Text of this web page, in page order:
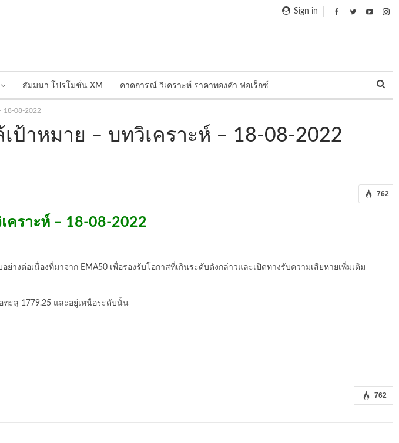
Sign in
สัมมนา โปรโมชั่น XM คาดการณ์ วิเคราะห์ ราคาทองคำ ฟอเร็กซ์
18-08-2022
ป้าหมาย – บทวิเคราะห์ – 18-08-2022
762
คราะห์ – 18-08-2022
างต่อเนื่องที่มาจาก EMA50 เพื่อรองรับโอกาสที่เกินระดับดังกล่าวและเปิดทางรับความเสียหายเพิ่มเติม
ะลุ 1779.25 และอยู่เหนือระดับนั้น
762